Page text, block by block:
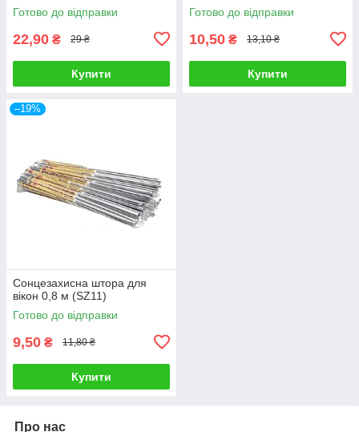
Готово до відправки
22,90 ₴ 29 ₴
Купити
Готово до відправки
10,50 ₴ 13,10 ₴
Купити
–19%
Сонцезахисна штора для
вікон 0,8 м (SZ11)
Готово до відправки
9,50 ₴ 11,80 ₴
Купити
Про нас